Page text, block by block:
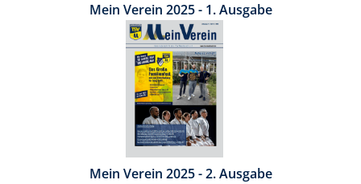
Mein Verein 2025 - 1. Ausgabe
Mein Verein 2025 - 2. Ausgabe